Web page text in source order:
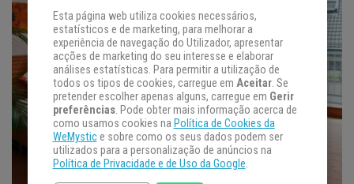
Esta página web utiliza cookies necessários,
estatísticos e de marketing, para melhorar a
experiência de navegação do Utilizador, apresentar
acções de marketing do seu interesse e elaborar
análises estatísticas. Para permitir a utilização de
todos os tipos de cookies, carregue em Aceitar. Se
pretender escolher apenas alguns, carregue em Gerir
preferências. Pode obter mais informação acerca de
como usamos cookies na Política de Cookies da
WeMystice sobre como os seus dados podem ser
utilizados para a personalização de anúncios na
Política de Privacidade e de Uso da Google.